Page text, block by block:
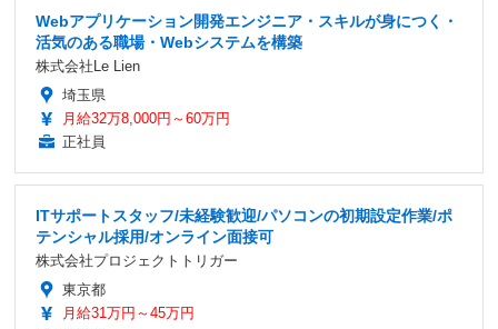
Webアプリケーション開発エンジニア・スキルが身につく・
活気のある職場・Webシステムを構築
株式会社Le Lien
埼玉県
月給32万8,000円～60万円
正社員
ITサポートスタッフ/未経験歓迎/パソコンの初期設定作業/ポ
テンシャル採用/オンライン面接可
株式会社プロジェクトトリガー
東京都
月給31万円～45万円